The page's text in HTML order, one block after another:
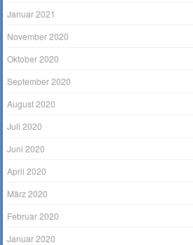
Januar 2021
November 2020
Oktober 2020
September 2020
August 2020
Juli 2020
Juni 2020
April 2020
März 2020
Februar 2020
Januar 2020